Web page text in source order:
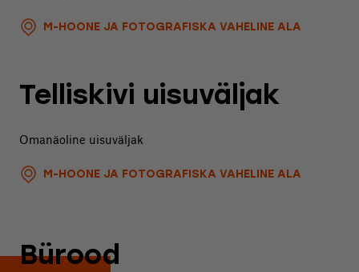
M-HOONE JA FOTOGRAFISKA VAHELINE ALA
Telliskivi uisuväljak
Omanäoline uisuväljak
M-HOONE JA FOTOGRAFISKA VAHELINE ALA
Bürood